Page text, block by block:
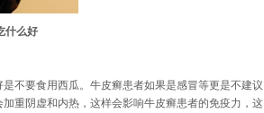
什么好
不要食用西瓜。牛皮癣患者如果是感冒等更是不建议
重阴虚和内热，这样会影响牛皮癣患者的免疫力，这